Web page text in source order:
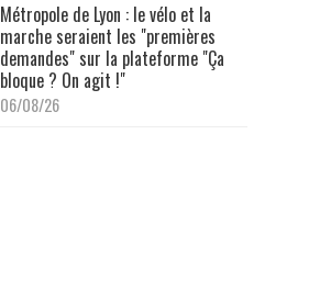
Métropole de Lyon : le vélo et la
marche seraient les "premières
demandes" sur la plateforme "Ça
bloque ? On agit !"
06/08/26